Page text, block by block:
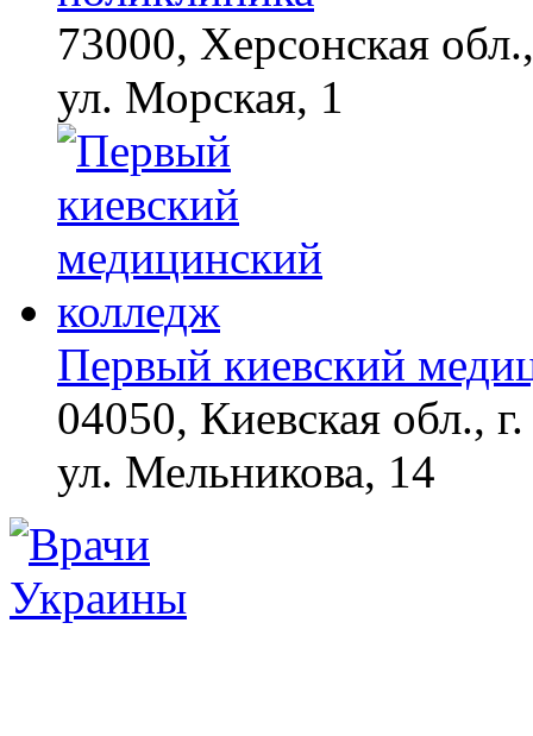
73000, Херсонская
ул. Морская, 1
Первый киевский
04050, Киевская обл.,
ул. Мельникова, 14